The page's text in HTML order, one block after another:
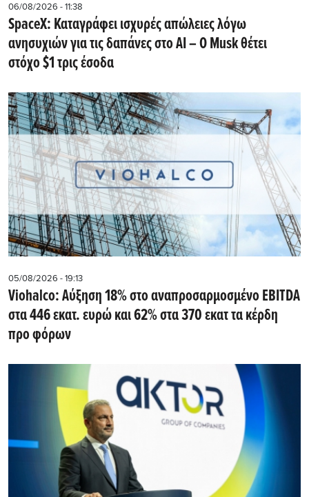
06/08/2026 - 11:38
SpaceX: Καταγράφει ισχυρές απώλειες λόγω
ανησυχιών για τις δαπάνες στο AI – Ο Musk θέτει
στόχο $1 τρις έσοδα
05/08/2026 - 19:13
Viohalco: Αύξηση 18% στο αναπροσαρμοσμένο EBITDA
στα 446 εκατ. ευρώ και 62% στα 370 εκατ τα κέρδη
προ φόρων